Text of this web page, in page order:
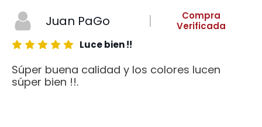
Juan PaGo
Compra
Verificada
Luce bien !!
Súper buena calidad y los colores lucen
súper bien !!.